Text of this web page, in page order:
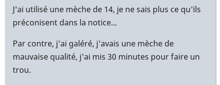
réponse
à
beaucoup
pour
l'info
J'ai utilisé une mèche de 14, je ne sais plus ce qu'ils
préconisent dans la notice...
Par contre, j'ai galéré, j'avais une mèche de
mauvaise qualité, j'ai mis 30 minutes pour faire un
trou.